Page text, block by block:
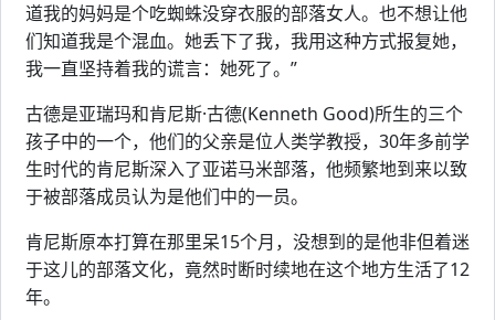
道我的妈妈是个吃蜘蛛没穿衣服的部落女人。也不想让他
们知道我是个混血。她丢下了我，我用这种方式报复她，
我一直坚持着我的谎言：她死了。”
古德是亚瑞玛和肯尼斯·古德(Kenneth Good)所生的三个
孩子中的一个，他们的父亲是位人类学教授，30年多前学
生时代的肯尼斯深入了亚诺马米部落，他频繁地到来以致
于被部落成员认为是他们中的一员。
肯尼斯原本打算在那里呆15个月，没想到的是他非但着迷
于这儿的部落文化，竟然时断时续地在这个地方生活了12
年。